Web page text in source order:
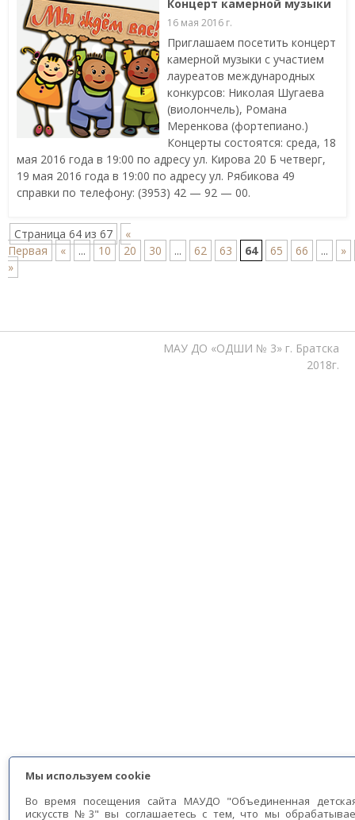
Концерт камерной музыки
16 мая 2016 г.
Приглашаем посетить концерт
камерной музыки с участием
лауреатов международных
конкурсов: Николая Шугаева
(виолончель), Романа
Меренкова (фортепиано.)
Концерты состоятся: среда, 18
мая 2016 года в 19:00 по адресу ул. Кирова 20 Б четверг,
19 мая 2016 года в 19:00 по адресу ул. Рябикова 49
справки по телефону: (3953) 42 — 92 — 00.
Страница 64 из 67
«
Первая
« ... 10 20 30 ... 62 63 64 65 66 ...
»
»
МАУ ДО «ОДШИ № 3» г. Братска
2018г.
Мы используем cookie
Во время посещения сайта МАУДО "Объединенная
искусств №3" вы соглашаетесь с тем, что мы